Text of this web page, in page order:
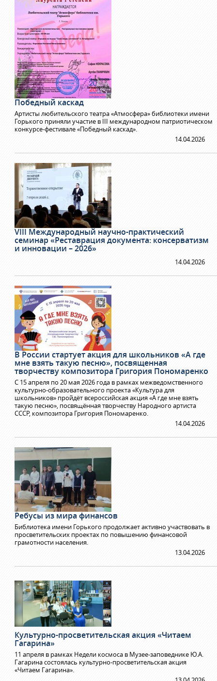
Победный каскад
Артисты любительского театра «Атмосфера» библиотеки имени
Горького приняли участие в III международном патриотическом
конкурсе-фестивале «Победный каскад».
14.04.2026
VIII Международный научно-практический
семинар «Реставрация документа: консерватизм
и инновации – 2026»
14.04.2026
В России стартует акция для школьников «А где
мне взять такую песню», посвященная
творчеству композитора Григория Пономаренко
С 15 апреля по 20 мая 2026 года в рамках межведомственного
культурно-образовательного проекта «Культура для
школьников» пройдёт всероссийская акция «А где мне взять
такую песню», посвящённая творчеству Народного артиста
СССР, композитора Григория Пономаренко.
14.04.2026
Ребусы из мира финансов
Библиотека имени Горького продолжает активно участвовать в
просветительских проектах по повышению финансовой
грамотности населения.
13.04.2026
Культурно-просветительская акция «Читаем
Гагарина»
11 апреля в рамках Недели космоса в Музее-заповеднике Ю.А.
Гагарина состоялась культурно-просветительская акция
«Читаем Гагарина».